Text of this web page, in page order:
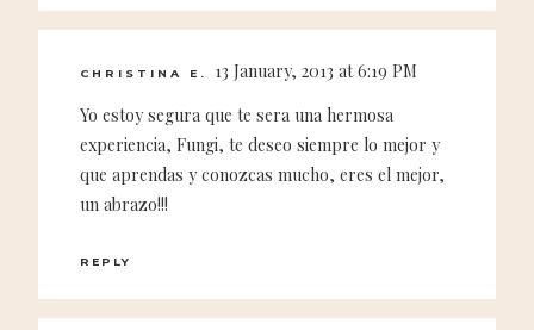
CHRISTINA E.
13 January, 2013 at 6:19 PM
Yo estoy segura que te sera una hermosa
experiencia, Fungi, te deseo siempre lo mejor y
que aprendas y conozcas mucho, eres el mejor,
un abrazo!!!
REPLY